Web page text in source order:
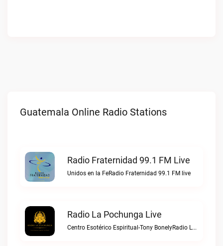
Guatemala Online Radio Stations
Radio Fraternidad 99.1 FM Live
Unidos en la FeRadio Fraternidad 99.1 FM live
Radio La Pochunga Live
Centro Esotérico Espiritual-Tony BonelyRadio La Pochunga live